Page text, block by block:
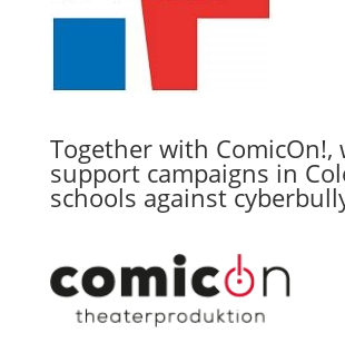
Together with ComicOn!,
support campaigns in
schools against